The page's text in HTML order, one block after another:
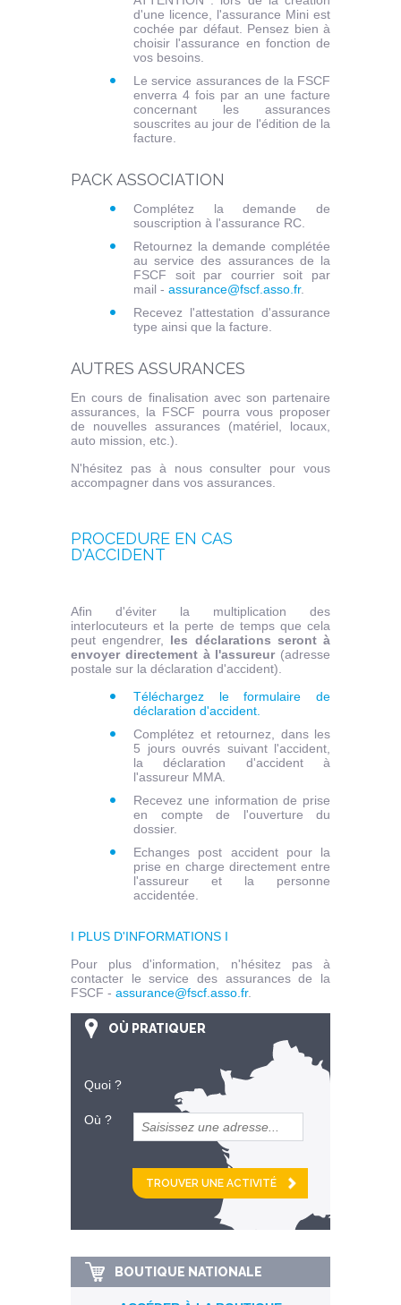
d'une licence, l'assurance Mini est
cochée par défaut. Pensez bien à
choisir l'assurance en fonction de
vos besoins.
Le service assurances de la FSCF
enverra 4 fois par an une facture
concernant les assurances
souscrites au jour de l'édition de la
facture.
PACK ASSOCIATION
Complétez la demande de
souscription à l'assurance RC.
Retournez la demande complétée
au service des assurances de la
FSCF soit par courrier soit par
mail - assurance@fscf.asso.fr.
Recevez l'attestation d'assurance
type ainsi que la facture.
AUTRES ASSURANCES
En cours de finalisation avec son partenaire
assurances, la FSCF pourra vous proposer
de nouvelles assurances (matériel, locaux,
auto mission, etc.).
N'hésitez pas à nous consulter pour vous
accompagner dans vos assurances.
PROCEDURE EN CAS
D'ACCIDENT
Afin d'éviter la multiplication des
interlocuteurs et la perte de temps que cela
peut engendrer, les déclarations seront à
envoyer directement à l'assureur(adresse
postale sur la déclaration d'accident).
Téléchargez le formulaire de
déclaration d'accident.
Complétez et retournez, dans les
5 jours ouvrés suivant l'accident,
la déclaration d'accident à
l'assureur MMA.
Recevez une information de prise
en compte de l'ouverture du
dossier.
Echanges post accident pour la
prise en charge directement entre
l'assureur et la personne
accidentée.
I PLUS D'INFORMATIONS I
Pour plus d'information, n'hésitez pas à
contacter le service des assurances de la
FSCF - assurance@fscf.asso.fr.
OÙ PRATIQUER
Quoi ?
Où ?
et
km alentour
BOUTIQUE NATIONALE